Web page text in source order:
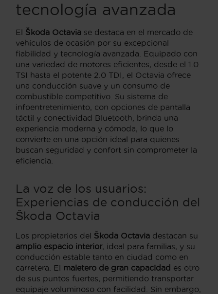
tecnología avanzada
El Škoda Octavia se destaca en el mercado de
vehículos de ocasión por su excepcional
fiabilidad y tecnología avanzada. Equipado con
una variedad de motores eficientes, desde el 1.0
TSI hasta el potente 2.0 TDI, el Octavia ofrece
una conducción suave y un consumo de
combustible competitivo. Su sistema de
infoentretenimiento, con opciones de pantalla
táctil y conectividad Bluetooth, brinda una
experiencia moderna y cómoda, lo que lo
convierte en una opción ideal para quienes
buscan seguridad y confort sin comprometer la
eficiencia.
La voz de los usuarios:
Experiencias de conducción del
Škoda Octavia
Los propietarios del Škoda Octavia destacan su
amplio espacio interior, ideal para familias, y su
conducción estable tanto en ciudad como en
carretera. El maletero de gran capacidad es otro
de sus puntos fuertes, permitiendo transportar
equipaje voluminoso con facilidad. Sin embargo,